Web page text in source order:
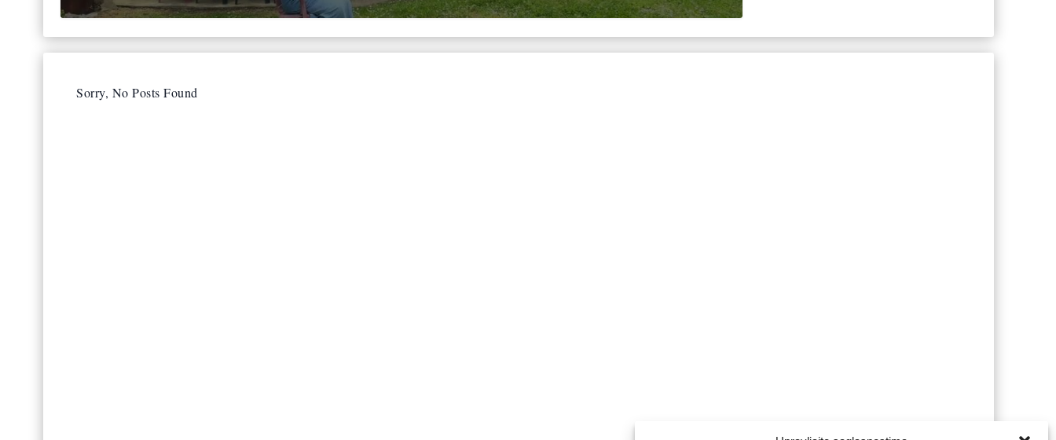
Sorry, No Posts Found